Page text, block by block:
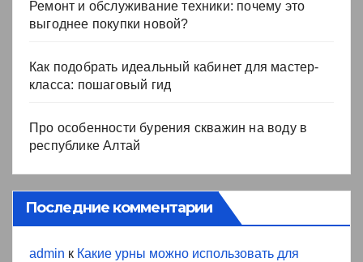
Ремонт и обслуживание техники: почему это
выгоднее покупки новой?
Как подобрать идеальный кабинет для мастер-
класса: пошаговый гид
Про особенности бурения скважин на воду в
республике Алтай
Последние комментарии
admin к Какие урны можно использовать для